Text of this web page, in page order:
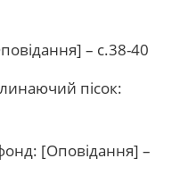
– с.38-40
пісок:
[Оповідання] –